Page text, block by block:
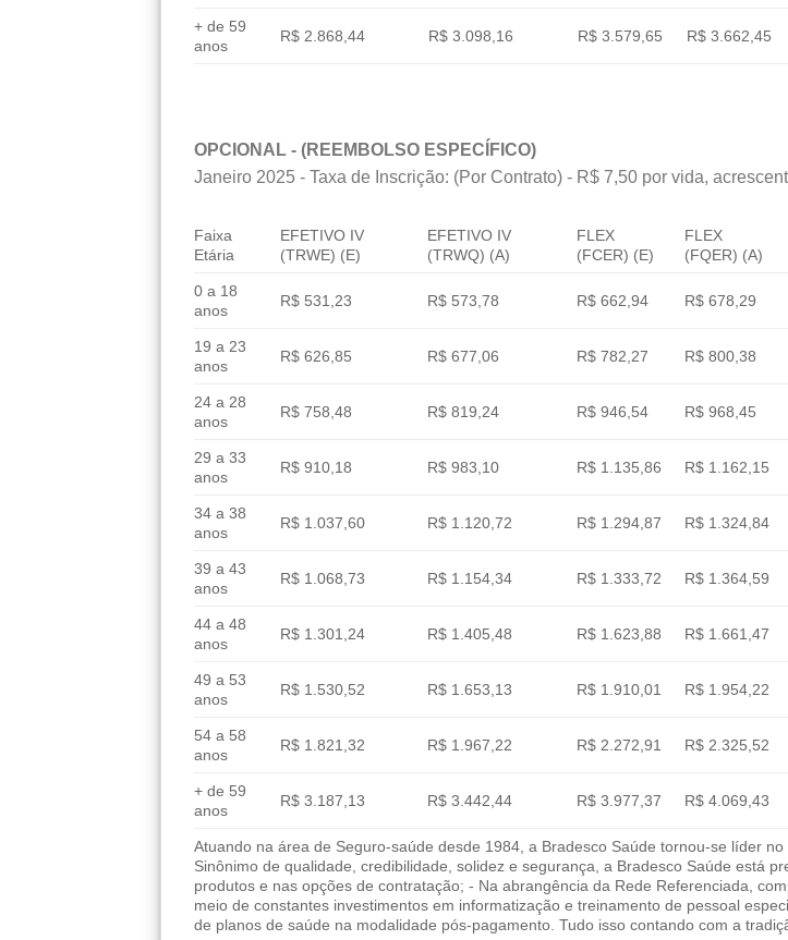
+ de 59
anos
R$ 2.868,44 R$ 3.098,16 R$ 3.579,65 R$ 3.662,45
OPCIONAL - (REEMBOLSO ESPECÍFICO)
Janeiro 2025 - Taxa de Inscrição: (Por Contrato) - R$ 7,50 por vida,
Faixa
Etária
EFETIVO IV
(TRWE) (E)
EFETIVO IV
(TRWQ) (A)
FLEX
(FCER) (E)
FLEX
(FQER) (A)
0 a 18
anos
R$ 531,23 R$ 573,78 R$ 662,94 R$ 678,29
19 a 23
anos
R$ 626,85 R$ 677,06 R$ 782,27 R$ 800,38
24 a 28
anos
R$ 758,48 R$ 819,24 R$ 946,54 R$ 968,45
29 a 33
anos
R$ 910,18 R$ 983,10 R$ 1.135,86 R$ 1.162,15
34 a 38
anos
R$ 1.037,60 R$ 1.120,72 R$ 1.294,87 R$ 1.324,84
39 a 43
anos
R$ 1.068,73 R$ 1.154,34 R$ 1.333,72 R$ 1.364,59
44 a 48
anos
R$ 1.301,24 R$ 1.405,48 R$ 1.623,88 R$ 1.661,47
49 a 53
anos
R$ 1.530,52 R$ 1.653,13 R$ 1.910,01 R$ 1.954,22
54 a 58
anos
R$ 1.821,32 R$ 1.967,22 R$ 2.272,91 R$ 2.325,52
+ de 59
anos
R$ 3.187,13 R$ 3.442,44 R$ 3.977,37 R$ 4.069,43
Atuando na área de Seguro-saúde desde 1984, a Bradesco Saúde tornou-se líder
Sinônimo de qualidade, credibilidade, solidez e segurança, a Bradesco Saúde está
produtos e nas opções de contratação; - Na abrangência da Rede Referenciada,
meio de constantes investimentos em informatização e treinamento de pessoal
de planos de saúde na modalidade pós-pagamento. Tudo isso contando com a